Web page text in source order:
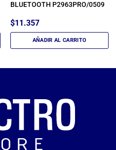
BLUETOOTH P2963PRO/0509
$11.357
AÑADIR AL CARRITO